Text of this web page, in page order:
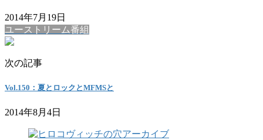
2014年7月19日
ユーストリーム番組
次の記事
Vol.150：夏とロックとMFMSと
2014年8月4日